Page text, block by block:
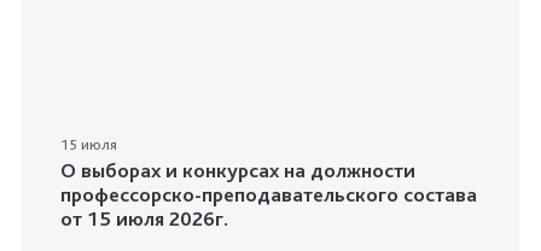
15 июля
О выборах и конкурсах на должности
профессорско-преподавательского состава
от 15 июля 2026г.